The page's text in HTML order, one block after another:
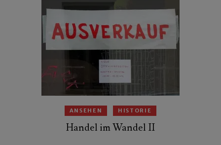
ANSEHEN HISTORIE
Handel im Wandel II